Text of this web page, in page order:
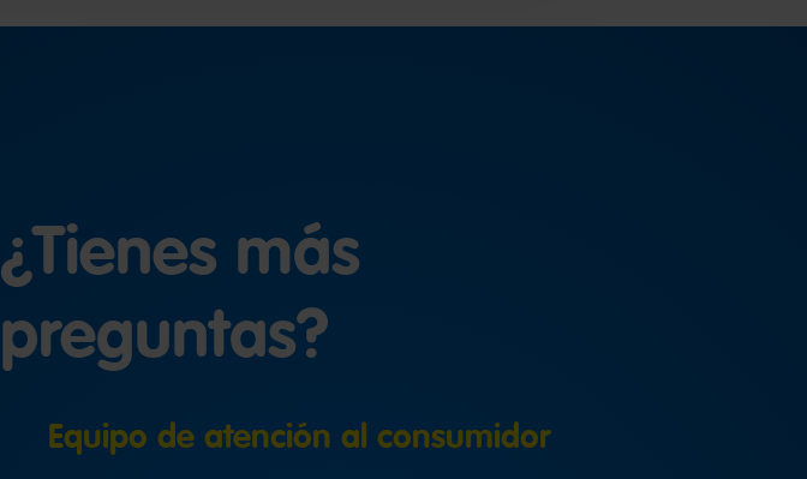
¿Tienes más
preguntas?
Equipo de atención al consumidor